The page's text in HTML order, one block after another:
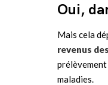
Oui,
Mais cela
revenus
prélèvement
maladies.